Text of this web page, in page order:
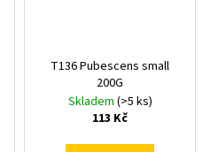
T136 Pubescens small
200G
Skladem (>5 ks)
113 Kč